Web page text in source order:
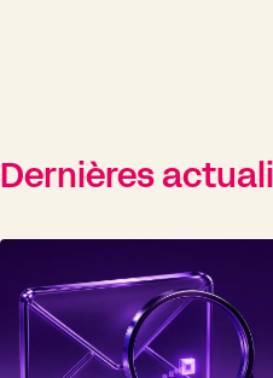
Dernières